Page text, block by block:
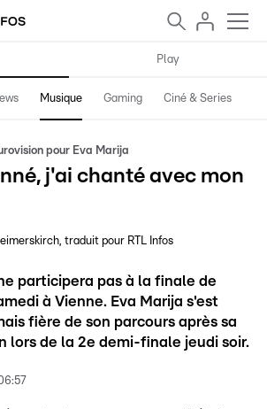
Play
Musique Gaming Ciné & Series
pour Eva Marija
j'ai chanté avec mon
traduit pour RTL Infos
participera pas à la finale de
à Vienne. Eva Marija s'est
fière de son parcours après sa
lors de la 2e demi-finale jeudi soir.